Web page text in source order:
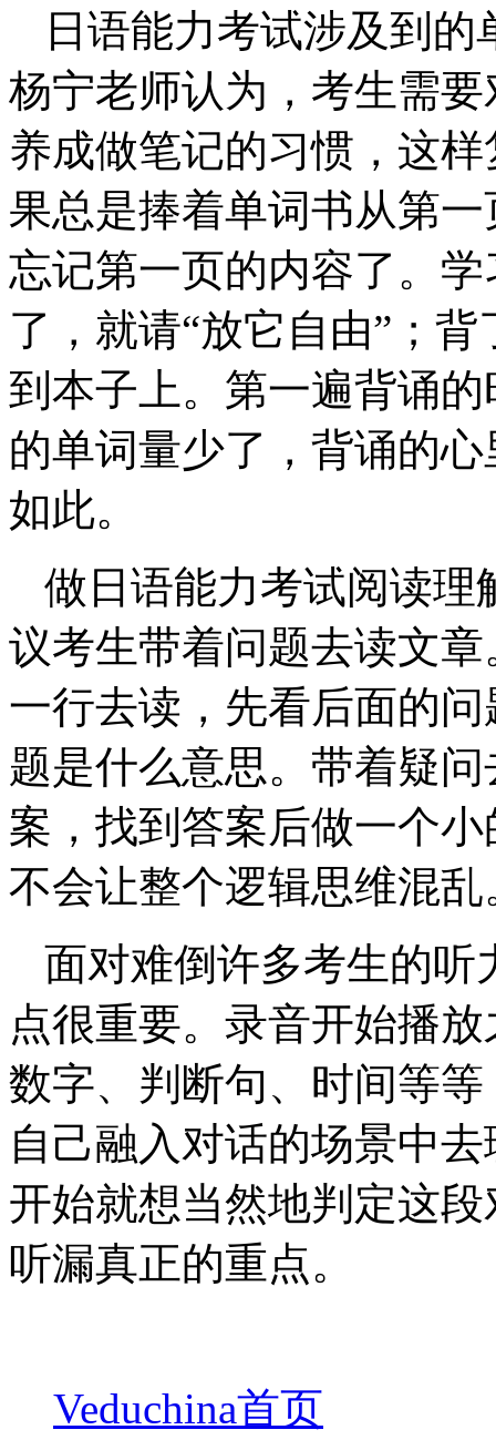
日语能力考试涉及到
杨宁老师认为，考生需
养成做笔记的习惯，这
果总是捧着单词书从第
忘记第一页的内容了。
了，就请“放它自由”；
到本子上。第一遍背诵
的单词量少了，背诵的
如此。
做日语能力考试阅读理
议考生带着问题去读文
一行去读，先看后面的
题是什么意思。带着疑
案，找到答案后做一个
不会让整个逻辑思维混乱
面对难倒许多考生的听
点很重要。录音开始播
数字、判断句、时间等
自己融入对话的场景中
开始就想当然地判定这
听漏真正的重点。
Veduchina首页